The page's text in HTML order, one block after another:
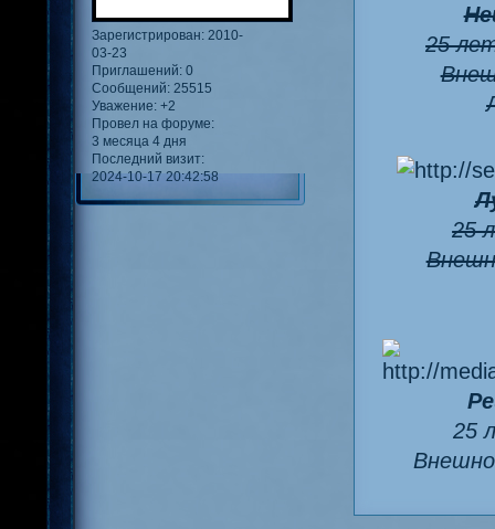
Зарегистрирован: 2010-
03-23
Приглашений: 0
Сообщений: 25515
Уважение: +2
Провел на форуме:
3 месяца 4 дня
Последний визит:
2024-10-17 20:42:58
25
25
25